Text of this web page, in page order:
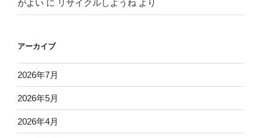
がよい に リサイクルしようね より
アーカイブ
2026年7月
2026年5月
2026年4月